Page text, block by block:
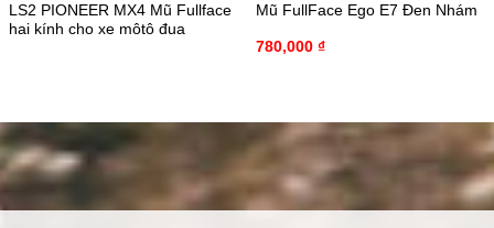
LS2 PIONEER MX4 Mũ Fullface
hai kính cho xe môtô đua
Mũ FullFace Ego E7 Đen Nhám
780,000 ₫